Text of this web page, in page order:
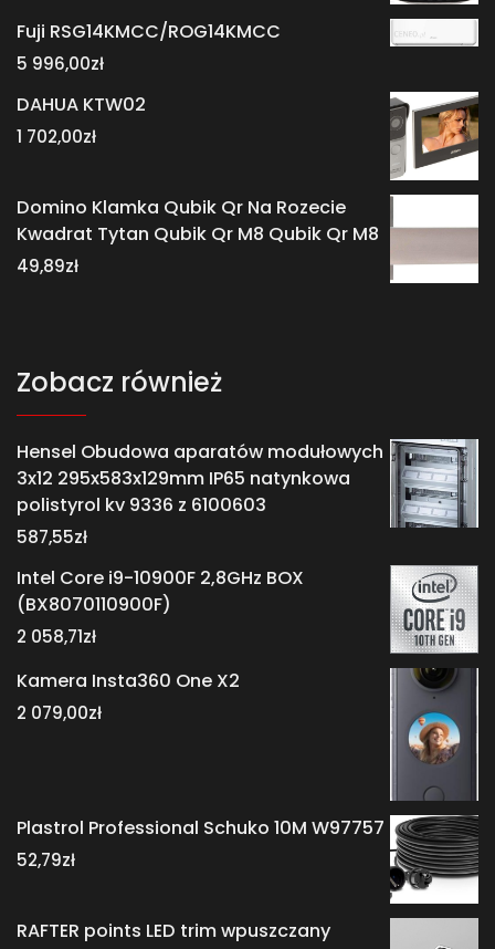
Fuji RSG14KMCC/ROG14KMCC
5 996,00zł
DAHUA KTW02
1 702,00zł
Domino Klamka Qubik Qr Na Rozecie
Kwadrat Tytan Qubik Qr M8 Qubik Qr M8
49,89zł
Zobacz również
Hensel Obudowa aparatów modułowych
3x12 295x583x129mm IP65 natynkowa
polistyrol kv 9336 z 6100603
587,55zł
Intel Core i9-10900F 2,8GHz BOX
(BX8070110900F)
2 058,71zł
Kamera Insta360 One X2
2 079,00zł
Plastrol Professional Schuko 10M W97757
52,79zł
RAFTER points LED trim wpuszczany